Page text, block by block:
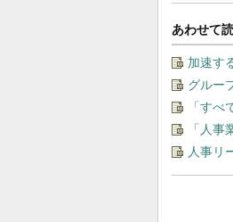
あわせて
加速す
グルー
「す
「人
人事リ